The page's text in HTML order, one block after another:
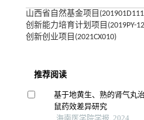
山西省自然基金项目
创新能力培育计划项目(2019PY-
创新创业项目(2021CX010)